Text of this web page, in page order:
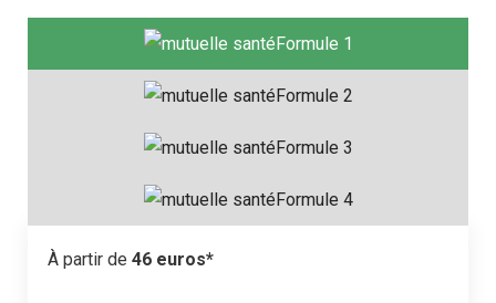
Formule 1
Formule 2
Formule 3
Formule 4
À partir de 46 euros*